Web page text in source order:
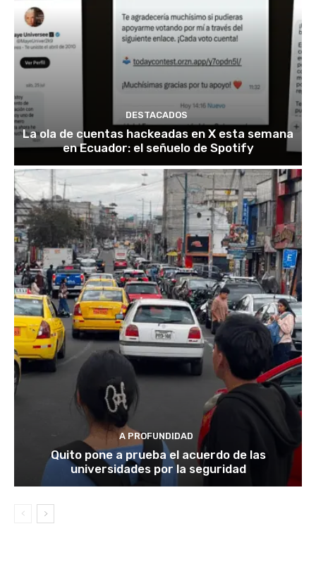
DESTACADOS
La ola de cuentas hackeadas en X esta semana
en Ecuador: el señuelo de Spotify
A PROFUNDIDAD
Quito pone a prueba el acuerdo de las
universidades por la seguridad